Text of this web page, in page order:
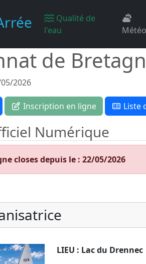
Qualité de
l'eau
Météo
de
2026
Inscription en ligne Liste
Numérique
closes depuis le : 22/05/2026
LIEU : Lac du Drennec